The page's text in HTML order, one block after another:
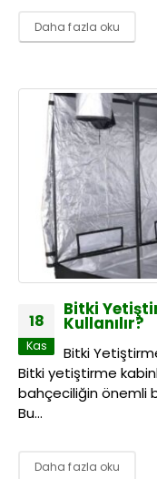
Daha fazla oku
18
Kas
Bitki
Kullanılır?
Bitki
Bitki yetiştirme
bahçeciliğin önemli
Bu...
Daha fazla oku